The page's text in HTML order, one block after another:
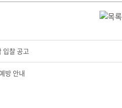
입찰 공고
방 안내